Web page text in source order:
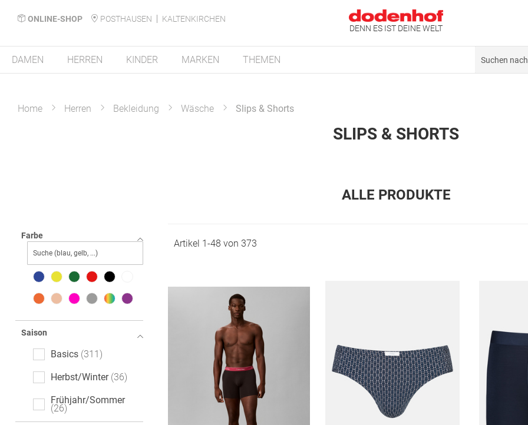
ONLINE-SHOP POSTHAUSEN
KALTENKIRCHEN
DENN ES IST DEINE WELT
DAMEN HERREN KINDER MARKEN THEMEN
Home Herren Bekleidung Wäsche Slips & Shorts
SLIPS & SHORTS
ALLE PRODUKTE
Farbe
Saison
Basics 311
Herbst/Winter 36
Frühjahr/Sommer
26
Artikel 1-48 von 373